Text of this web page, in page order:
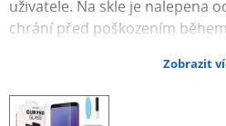
uživatele. Na skle je nalepena
chrání před poškozením
sprchování – pára absorbuje
jeho vniknutí na obrazovku
Důkladně vyčistěte a
Zobrazit